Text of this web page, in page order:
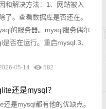
和解决方法：1、网站被入
了。查看数据库是否还在。
的服务器。mysql服务偶尔
否在运行。重启mysql.3、
05-14 582
还是mysql？
是mysql都有他的优缺点。